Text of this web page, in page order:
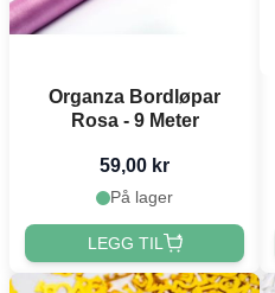
Organza Bordløpar
Rosa - 9 Meter
59,00 kr
På lager
LEGG TIL